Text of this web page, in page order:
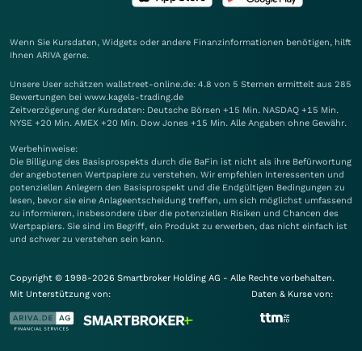
Wenn Sie Kursdaten, Widgets oder andere Finanzinformationen benötigen, hilft
Ihnen ARIVA gerne.
Unsere User schätzen wallstreet-online.de: 4.8 von 5 Sternen ermittelt aus 285
Bewertungen bei www.kagels-trading.de
Zeitverzögerung der Kursdaten: Deutsche Börsen +15 Min. NASDAQ +15 Min.
NYSE +20 Min. AMEX +20 Min. Dow Jones +15 Min. Alle Angaben ohne Gewähr.
Werbehinweise:
Die Billigung des Basisprospekts durch die BaFin ist nicht als ihre Befürwortung
der angebotenen Wertpapiere zu verstehen. Wir empfehlen Interessenten und
potenziellen Anlegern den Basisprospekt und die Endgültigen Bedingungen zu
lesen, bevor sie eine Anlageentscheidung treffen, um sich möglichst umfassend
zu informieren, insbesondere über die potenziellen Risiken und Chancen des
Wertpapiers. Sie sind im Begriff, ein Produkt zu erwerben, das nicht einfach ist
und schwer zu verstehen sein kann.
Copyright © 1998-2026 Smartbroker Holding AG - Alle Rechte vorbehalten.
Mit Unterstützung von:
Daten & Kurse von: